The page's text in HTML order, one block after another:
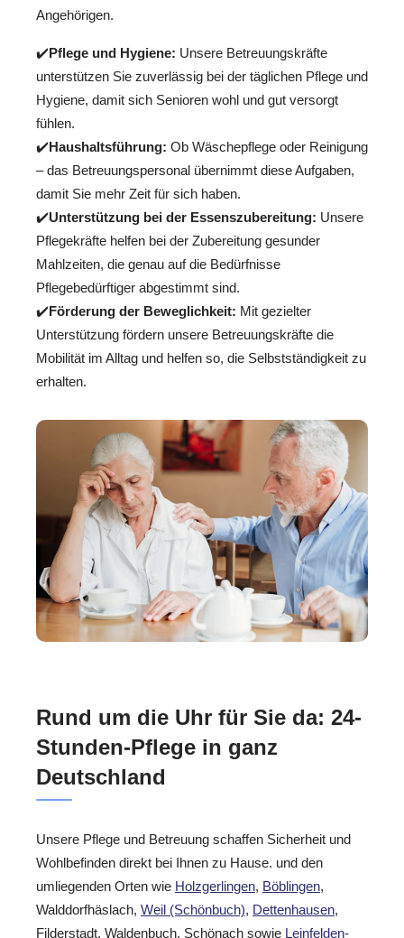
Angehörigen.
✔️Pflege und Hygiene: Unsere Betreuungskräfte
unterstützen Sie zuverlässig bei der täglichen Pflege und
Hygiene, damit sich Senioren wohl und gut versorgt
fühlen.
✔️Haushaltsführung: Ob Wäschepflege oder Reinigung
– das Betreuungspersonal übernimmt diese Aufgaben,
damit Sie mehr Zeit für sich haben.
✔️Unterstützung bei der Essenszubereitung: Unsere
Pflegekräfte helfen bei der Zubereitung gesunder
Mahlzeiten, die genau auf die Bedürfnisse
Pflegebedürftiger abgestimmt sind.
✔️Förderung der Beweglichkeit: Mit gezielter
Unterstützung fördern unsere Betreuungskräfte die
Mobilität im Alltag und helfen so, die Selbstständigkeit zu
erhalten.
Rund um die Uhr für Sie da: 24-
Stunden-Pflege in ganz
Deutschland
Unsere Pflege und Betreuung schaffen Sicherheit und
Wohlbefinden direkt bei Ihnen zu Hause. und den
umliegenden Orten wie Holzgerlingen, Böblingen,
Walddorfhäslach, Weil (Schönbuch), Dettenhausen,
Filderstadt, Waldenbuch, Schönach sowie Leinfelden-